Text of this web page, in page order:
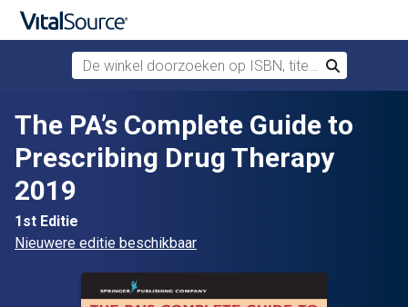
Verdergaan naar belangrijkste inhoud
De winkel doorzoeken op ISBN, titel of auteur
Zoek
The PA’s Complete Guide to
Prescribing Drug Therapy
2019
1st Editie
Nieuwere editie beschikbaar